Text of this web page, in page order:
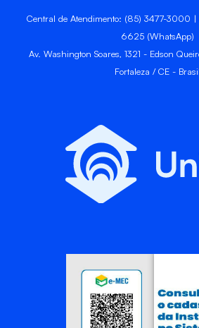
Central de Atendimento: (85) 3477-
6625 (WhatsApp)
Av. Washington Soares, 1321 - Edson
Fortaleza / CE - Brasil